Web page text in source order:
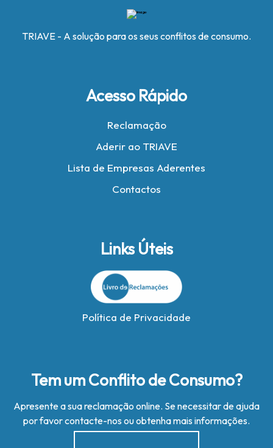
TRIAVE - A solução para os seus conflitos de consumo.
Acesso Rápido
Reclamação
Aderir ao TRIAVE
Lista de Empresas Aderentes
Contactos
Links Úteis
Política de Privacidade
Tem um Conflito de Consumo?
Apresente a sua reclamação online. Se necessitar de ajuda
por favor contacte-nos ou obtenha mais informações.